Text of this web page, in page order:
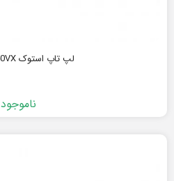
لپ تاپ استوک Asus K550VX
ناموجود